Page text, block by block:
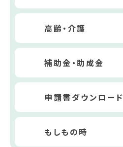
高齢・介護
補助金・助成金
申請書ダウンロード
もしもの時